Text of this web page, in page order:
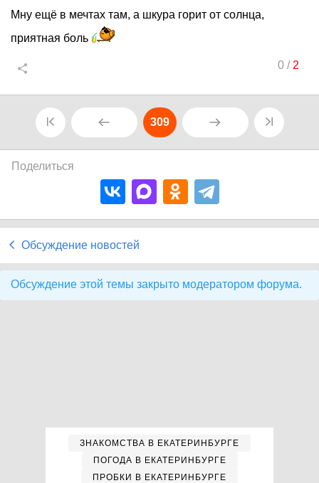
Мну ещё в мечтах там, а шкура горит от солнца,
приятная боль
0/ 2
309
Поделиться
Обсуждение новостей
Обсуждение этой темы закрыто модератором форума.
ЗНАКОМСТВА В ЕКАТЕРИНБУРГЕ
ПОГОДА В ЕКАТЕРИНБУРГЕ
ПРОБКИ В ЕКАТЕРИНБУРГЕ